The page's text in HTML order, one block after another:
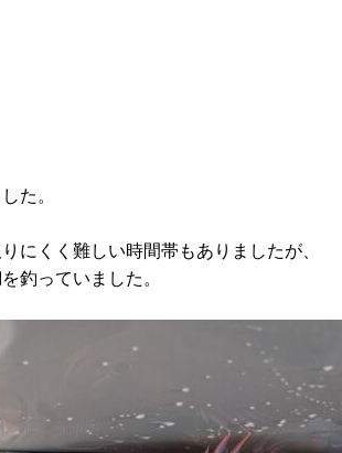
た。
にくく難しい時間帯もありましたが、
釣っていました。